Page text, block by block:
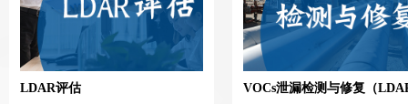
LDAR评估 VOCs泄漏检测与修复（